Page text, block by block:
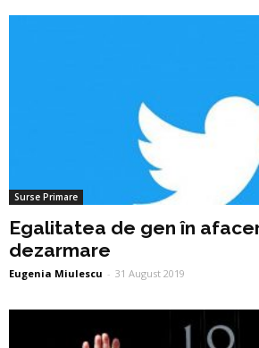
Surse Primare
Egalitatea de gen în
dezarmare
Eugenia Miulescu - 31 August 2019